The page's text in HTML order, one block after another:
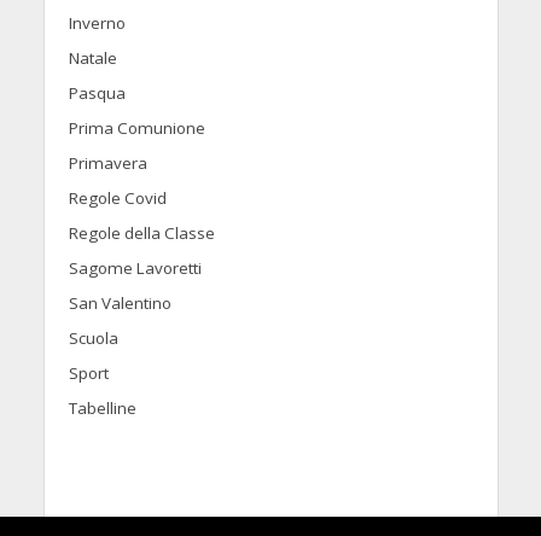
Inverno
Natale
Pasqua
Prima Comunione
Primavera
Regole Covid
Regole della Classe
Sagome Lavoretti
San Valentino
Scuola
Sport
Tabelline